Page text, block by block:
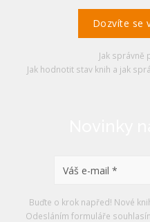
Dozvíte se
Jak správně
Jak hodnotit stav knih a jak
Buďte o krok napřed! Nové
Odesláním formuláře